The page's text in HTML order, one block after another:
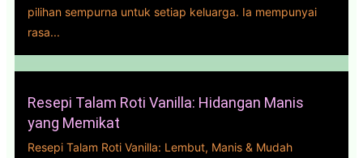
pilihan sempurna untuk setiap keluarga. Ia mempunyai
rasa...
Resepi Talam Roti Vanilla: Hidangan Manis
yang Memikat
Resepi Talam Roti Vanilla: Lembut, Manis & Mudah